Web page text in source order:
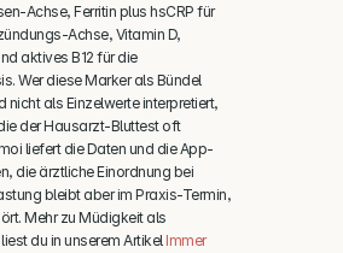
Achse, Ferritin plus hsCRP für
Achse, Vitamin D,
aktives B12 für die
Wer diese Marker als Bündel
nicht als Einzelwerte interpretiert,
der Hausarzt-Bluttest oft
liefert die Daten und die App-
die ärztliche Einordnung bei
bleibt aber im Praxis-Termin,
Mehr zu Müdigkeit als
du in unserem Artikel Immer